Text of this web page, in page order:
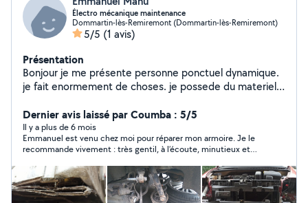
Électro mécanique maintenance
Dommartin-lès-Remiremont (Dommartin-lès-Remiremont)
5/5 (1 avis)
Présentation
Bonjour je me présente personne ponctuel dynamique.
je fait enormement de choses. je possede du materiel
divers dépannage et de montage électrique ou
dépannage, électroménager , pose d'étagères et autres
dépannage automobile à bientôt Merci
Dernier avis laissé par Coumba : 5/5
Il y a plus de 6 mois
Emmanuel est venu chez moi pour réparer mon armoire. Je le
recommande vivement : très gentil, à l’écoute, minutieux et